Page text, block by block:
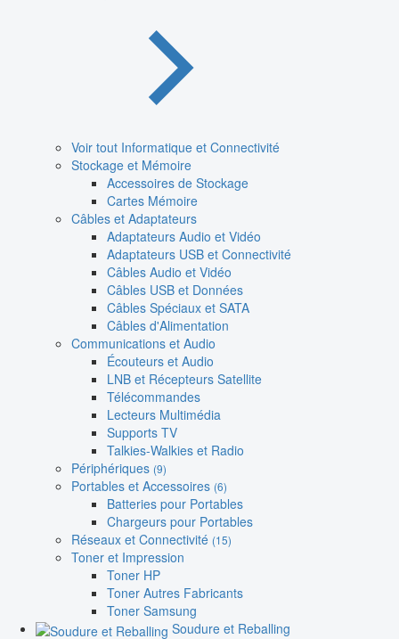
Voir tout Informatique et Connectivité
Stockage et Mémoire
Accessoires de Stockage
Cartes Mémoire
Câbles et Adaptateurs
Adaptateurs Audio et Vidéo
Adaptateurs USB et Connectivité
Câbles Audio et Vidéo
Câbles USB et Données
Câbles Spéciaux et SATA
Câbles d'Alimentation
Communications et Audio
Écouteurs et Audio
LNB et Récepteurs Satellite
Télécommandes
Lecteurs Multimédia
Supports TV
Talkies-Walkies et Radio
Périphériques (9)
Portables et Accessoires (6)
Batteries pour Portables
Chargeurs pour Portables
Réseaux et Connectivité (15)
Toner et Impression
Toner HP
Toner Autres Fabricants
Toner Samsung
Soudure et Reballing